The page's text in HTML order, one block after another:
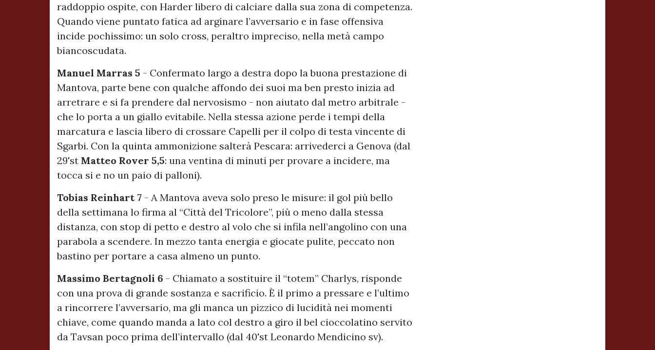
raddoppio ospite, con Harder libero di calciare dalla sua zona di competenza.
Quando viene puntato fatica ad arginare l’avversario e in fase offensiva
incide pochissimo: un solo cross, peraltro impreciso, nella metà campo
biancoscudata.
Manuel Marras 5 - Confermato largo a destra dopo la buona prestazione di
Mantova, parte bene con qualche affondo dei suoi ma ben presto inizia ad
arretrare e si fa prendere dal nervosismo - non aiutato dal metro arbitrale -
che lo porta a un giallo evitabile. Nella stessa azione perde i tempi della
marcatura e lascia libero di crossare Capelli per il colpo di testa vincente di
Sgarbi. Con la quinta ammonizione salterà Pescara: arrivederci a Genova (dal
29'st Matteo Rover 5,5: una ventina di minuti per provare a incidere, ma
tocca si e no un paio di palloni).
Tobias Reinhart 7 - A Mantova aveva solo preso le misure: il gol più bello
della settimana lo firma al “Città del Tricolore”, più o meno dalla stessa
distanza, con stop di petto e destro al volo che si infila nell’angolino con una
parabola a scendere. In mezzo tanta energia e giocate pulite, peccato non
bastino per portare a casa almeno un punto.
Massimo Bertagnoli 6 - Chiamato a sostituire il “totem” Charlys, risponde
con una prova di grande sostanza e sacrificio. È il primo a pressare e l’ultimo
a rincorrere l’avversario, ma gli manca un pizzico di lucidità nei momenti
chiave, come quando manda a lato col destro a giro il bel cioccolatino servito
da Tavsan poco prima dell’intervallo (dal 40'st Leonardo Mendicino sv).